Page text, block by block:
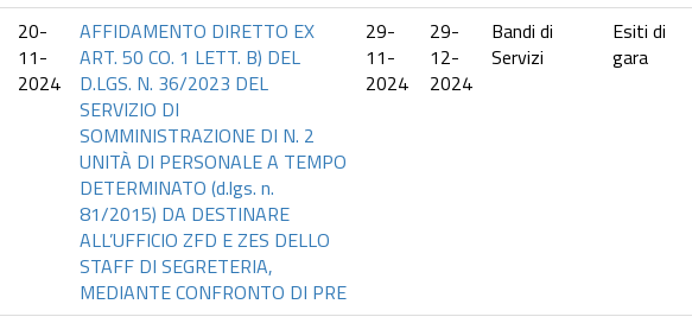
20-
11-
2024
AFFIDAMENTO DIRETTO EX
ART. 50 CO. 1 LETT. B) DEL
D.LGS. N. 36/2023 DEL
SERVIZIO DI
SOMMINISTRAZIONE DI N. 2
UNITÀ DI PERSONALE A TEMPO
DETERMINATO (d.lgs. n.
81/2015) DA DESTINARE
ALL’UFFICIO ZFD E ZES DELLO
STAFF DI SEGRETERIA,
MEDIANTE CONFRONTO DI PRE
29-
11-
2024
29-
12-
2024
Bandi di
Servizi
Esiti di
gara